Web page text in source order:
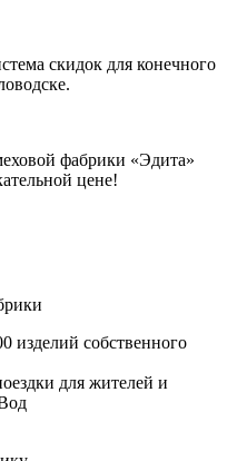
скидок для конечного
фабрики «Эдита»
цене!
изделий собственного
для жителей и